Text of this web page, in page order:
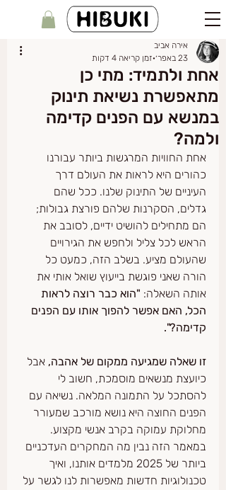
אחת ולתמיד: מתי כן
מתאפשרת נשיאת תינוק
במנשא עם הפנים קדימה
ולמה?
אירה אביב
23 באפר׳
זמן קריאה 4 דקות
אחת החוויות המרגשות ביותר עבורנו
כהורים היא לראות את העולם דרך
העיניים של התינוק שלנו. ככל שהם
גדלים, הסקרנות שלהם פורצת גבולות;
הם מתחילים להושיט ידיים, לסובב את
הראש לכל צליל ולחפש את הגירויים
שהעולם מציע. בשלב הזה, כמעט כל
הורה שאני פוגשת בייעוץ שואל אותי את
אותה השאלה: "הוא כבר רוצה לראות
הכל, האם אפשר להפוך אותו עם הפנים
קדימה?".
זו שאלה שמגיעה ממקום של אהבה, אבל
כיועצת מנשאים מוסמכת, חשוב לי
להסתכל על התמונה המלאה. נשיאה עם
הפנים החוצה היא נושא מורכב שמעורר
מחלוקת עמוקה בקרב אנשי מקצוע.
במאמר הזה נבין מה המחקרים העדכניים
ביותר של 2025 מלמדים אותנו, ואיך
טכנולוגיות חדשות מאפשרות לנו לגשר על